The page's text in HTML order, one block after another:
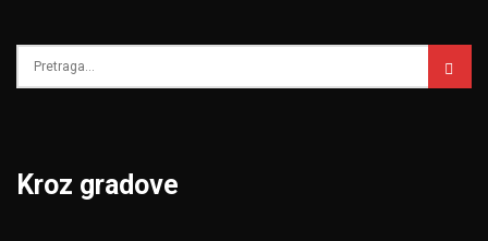
Kroz gradove